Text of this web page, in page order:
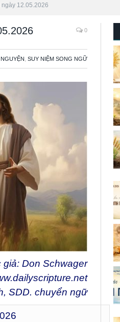
12.05.2026
0
SUY NIỆM SONG NGỮ
giả: Don Schwager
SDD. chuyển ngữ